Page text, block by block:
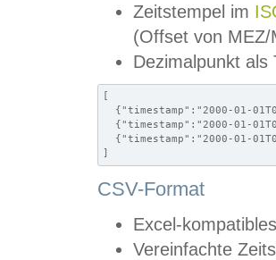
Zeitstempel im
(Offset von MEZ/
Dezimalpunkt als
[
{"timestamp":"2000-01-
{"timestamp":"2000-01-
{"timestamp":"2000-01-
]
CSV-Format
Excel-
Vereinfachte